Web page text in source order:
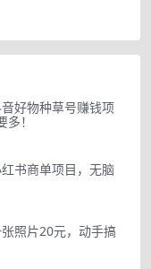
好物种草号赚钱项
！
书商单项目，无脑
照片20元，动手搞